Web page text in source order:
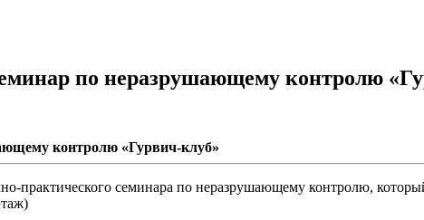
по неразрушающему контролю
контролю «Гурвич-клуб»
практического семинара по неразрушающему контролю,